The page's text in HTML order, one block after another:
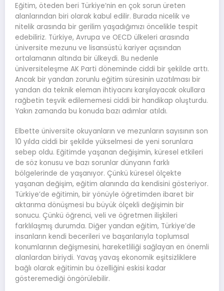
Eğitim, öteden beri Türkiye’nin en çok sorun üreten
alanlarından biri olarak kabul edilir. Burada nicelik ve
nitelik arasında bir gerilim yaşadığımızı öncelikle tespit
edebiliriz. Türkiye, Avrupa ve OECD ülkeleri arasında
üniversite mezunu ve lisansüstü kariyer açısından
ortalamanın altında bir ülkeydi. Bu nedenle
üniversiteleşme AK Parti döneminde ciddi bir şekilde arttı.
Ancak bir yandan zorunlu eğitim süresinin uzatılması bir
yandan da teknik eleman ihtiyacını karşılayacak okullara
rağbetin teşvik edilememesi ciddi bir handikap oluşturdu.
Yakın zamanda bu konuda bazı adımlar atıldı.
Elbette üniversite okuyanların ve mezunların sayısının son
10 yılda ciddi bir şekilde yükselmesi de yeni sorunlara
sebep oldu. Eğitimde yaşanan değişimin, küresel etkileri
de söz konusu ve bazı sorunlar dünyanın farklı
bölgelerinde de yaşanıyor. Çünkü küresel ölçekte
yaşanan değişim, eğitim alanında da kendisini gösteriyor.
Türkiye’de eğitimin, bir yönüyle öğretimden ibaret bir
aktarıma dönüşmesi bu büyük ölçekli değişimin bir
sonucu. Çünkü öğrenci, veli ve öğretmen ilişkileri
farklılaşmış durumda. Diğer yandan eğitim, Türkiye’de
insanların kendi becerileri ve başarılarıyla toplumsal
konumlarının değişmesini, hareketliliği sağlayan en önemli
alanlardan biriydi. Yavaş yavaş ekonomik eşitsizliklere
bağlı olarak eğitimin bu özelliğini eskisi kadar
gösteremediği öngörülebilir.